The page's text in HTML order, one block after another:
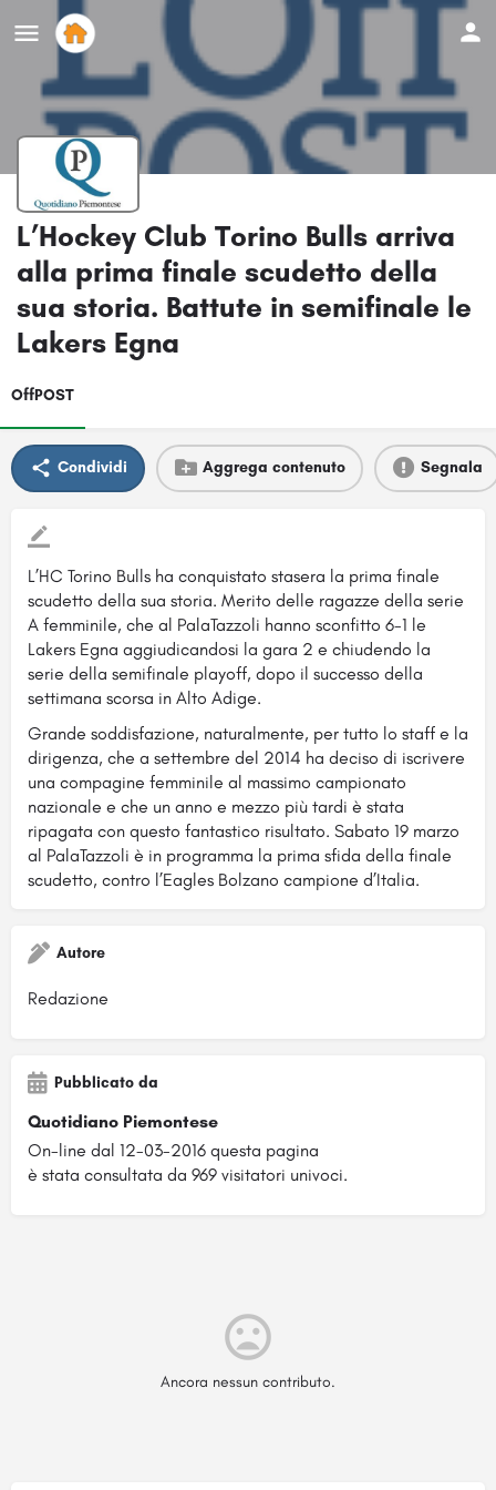
L’Hockey Club Torino Bulls arriva
alla prima finale scudetto della
sua storia. Battute in semifinale le
Lakers Egna
OffPOST
Condividi Aggrega contenuto Segnala
L’HC Torino Bulls ha conquistato stasera la prima finale
scudetto della sua storia. Merito delle ragazze della serie
A femminile, che al PalaTazzoli hanno sconfitto 6-1 le
Lakers Egna aggiudicandosi la gara 2 e chiudendo la
serie della semifinale playoff, dopo il successo della
settimana scorsa in Alto Adige.
Grande soddisfazione, naturalmente, per tutto lo staff e la
dirigenza, che a settembre del 2014 ha deciso di iscrivere
una compagine femminile al massimo campionato
nazionale e che un anno e mezzo più tardi è stata
ripagata con questo fantastico risultato. Sabato 19 marzo
al PalaTazzoli è in programma la prima sfida della finale
scudetto, contro l’Eagles Bolzano campione d’Italia.
Autore
Redazione
Pubblicato da
Quotidiano Piemontese
On-line dal 12-03-2016 questa pagina
è stata consultata da 969 visitatori univoci.
Ancora nessun contributo.